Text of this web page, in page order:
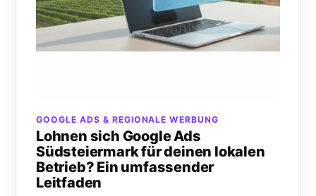
GOOGLE ADS & REGIONALE WERBUNG
Lohnen sich Google Ads
Südsteiermark für deinen lokalen
Betrieb? Ein umfassender
Leitfaden